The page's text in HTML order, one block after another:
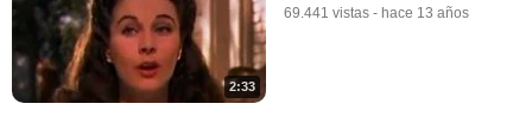
2:33
69.441 vistas - hace 13 años